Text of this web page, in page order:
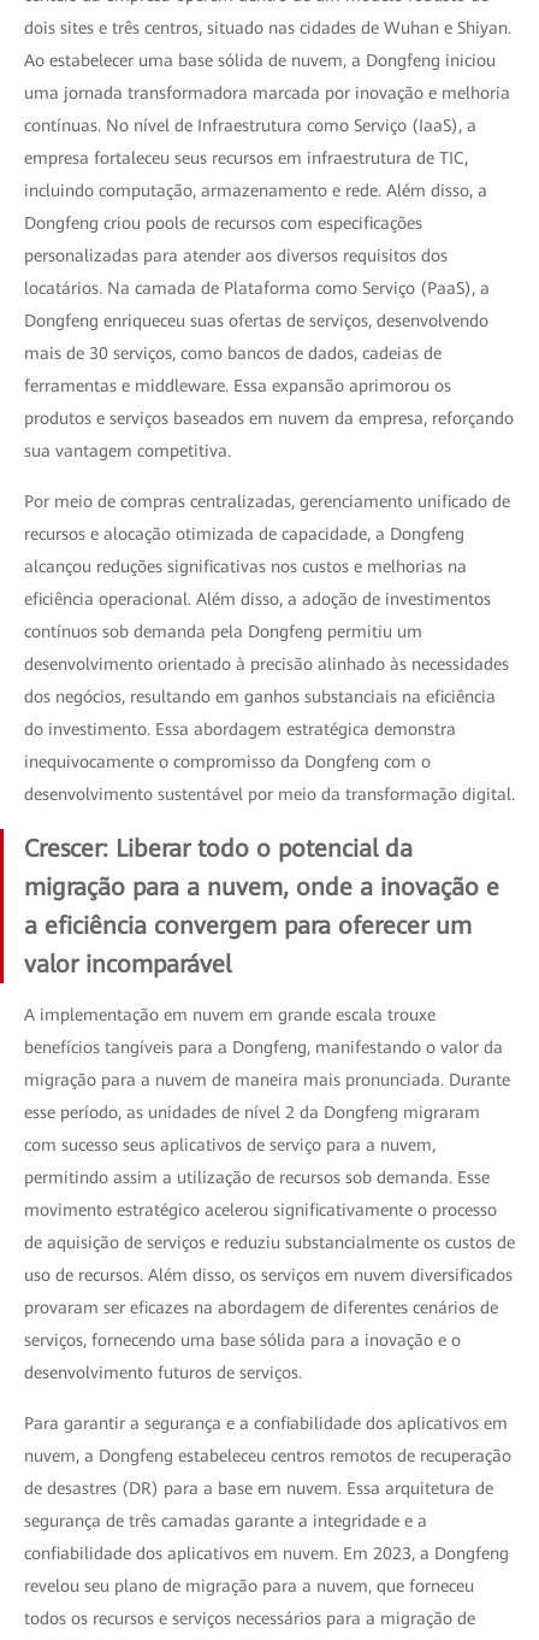
dois sites e três centros, situado nas cidades de Wuhan e Shiyan.
Ao estabelecer uma base sólida de nuvem, a Dongfeng iniciou
uma jornada transformadora marcada por inovação e melhoria
contínuas. No nível de Infraestrutura como Serviço (IaaS), a
empresa fortaleceu seus recursos em infraestrutura de TIC,
incluindo computação, armazenamento e rede. Além disso, a
Dongfeng criou pools de recursos com especificações
personalizadas para atender aos diversos requisitos dos
locatários. Na camada de Plataforma como Serviço (PaaS), a
Dongfeng enriqueceu suas ofertas de serviços, desenvolvendo
mais de 30 serviços, como bancos de dados, cadeias de
ferramentas e middleware. Essa expansão aprimorou os
produtos e serviços baseados em nuvem da empresa, reforçando
sua vantagem competitiva.
Por meio de compras centralizadas, gerenciamento unificado de
recursos e alocação otimizada de capacidade, a Dongfeng
alcançou reduções significativas nos custos e melhorias na
eficiência operacional. Além disso, a adoção de investimentos
contínuos sob demanda pela Dongfeng permitiu um
desenvolvimento orientado à precisão alinhado às necessidades
dos negócios, resultando em ganhos substanciais na eficiência
do investimento. Essa abordagem estratégica demonstra
inequivocamente o compromisso da Dongfeng com o
desenvolvimento sustentável por meio da transformação digital.
Crescer: Liberar todo o potencial da
migração para a nuvem, onde a inovação e
a eficiência convergem para oferecer um
valor incomparável
A implementação em nuvem em grande escala trouxe
benefícios tangíveis para a Dongfeng, manifestando o valor da
migração para a nuvem de maneira mais pronunciada. Durante
esse período, as unidades de nível 2 da Dongfeng migraram
com sucesso seus aplicativos de serviço para a nuvem,
permitindo assim a utilização de recursos sob demanda. Esse
movimento estratégico acelerou significativamente o processo
de aquisição de serviços e reduziu substancialmente os custos de
uso de recursos. Além disso, os serviços em nuvem diversificados
provaram ser eficazes na abordagem de diferentes cenários de
serviços, fornecendo uma base sólida para a inovação e o
desenvolvimento futuros de serviços.
Para garantir a segurança e a confiabilidade dos aplicativos em
nuvem, a Dongfeng estabeleceu centros remotos de recuperação
de desastres (DR) para a base em nuvem. Essa arquitetura de
segurança de três camadas garante a integridade e a
confiabilidade dos aplicativos em nuvem. Em 2023, a Dongfeng
revelou seu plano de migração para a nuvem, que forneceu
todos os recursos e serviços necessários para a migração de